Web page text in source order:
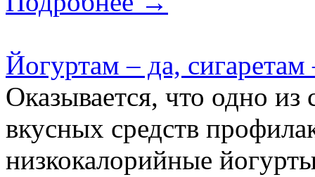
Йогуртам – да, сигаретам
Оказывается, что одно
вкусных средств
низкокалорийные